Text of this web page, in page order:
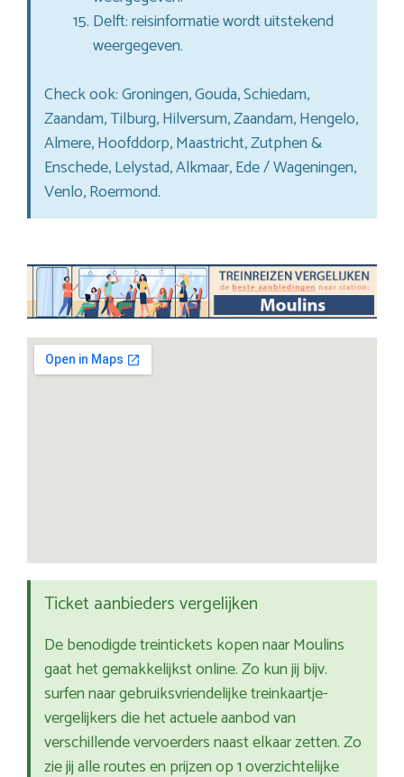
Delft: reisinformatie wordt uitstekend
weergegeven.
Check ook: Groningen, Gouda, Schiedam,
Zaandam, Tilburg, Hilversum, Zaandam, Hengelo,
Almere, Hoofddorp, Maastricht, Zutphen &
Enschede, Lelystad, Alkmaar, Ede / Wageningen,
Venlo, Roermond.
Ticket aanbieders vergelijken
De benodigde treintickets kopen naar Moulins
gaat het gemakkelijkst online. Zo kun jij bijv.
surfen naar gebruiksvriendelijke treinkaartje-
vergelijkers die het actuele aanbod van
verschillende vervoerders naast elkaar zetten. Zo
zie jij alle routes en prijzen op 1 overzichtelijke